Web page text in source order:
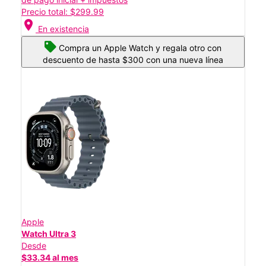
Precio total: $299.99
location_on En existencia
Compra un Apple Watch y regala otro con
descuento de hasta $300 con una nueva línea
Apple
Watch Ultra 3
Desde
$33.34 al mes